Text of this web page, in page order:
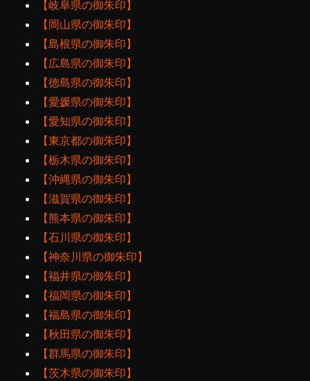
【岐阜県の御朱印】
【岡山県の御朱印】
【島根県の御朱印】
【広島県の御朱印】
【徳島県の御朱印】
【愛媛県の御朱印】
【愛知県の御朱印】
【東京都の御朱印】
【栃木県の御朱印】
【沖縄県の御朱印】
【滋賀県の御朱印】
【熊本県の御朱印】
【石川県の御朱印】
【神奈川県の御朱印】
【福井県の御朱印】
【福岡県の御朱印】
【福島県の御朱印】
【秋田県の御朱印】
【群馬県の御朱印】
【茨木県の御朱印】